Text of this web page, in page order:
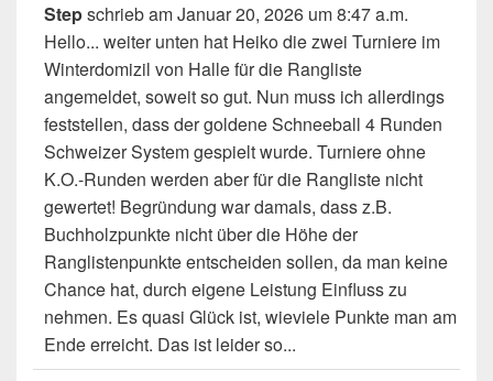
Stepschrieb amJanuar 20, 2026 um8:47 a.m.
Hello... weiter unten hat Heiko die zwei Turniere im
Winterdomizil von Halle für die Rangliste
angemeldet, soweit so gut. Nun muss ich allerdings
feststellen, dass der goldene Schneeball 4 Runden
Schweizer System gespielt wurde. Turniere ohne
K.O.-Runden werden aber für die Rangliste nicht
gewertet! Begründung war damals, dass z.B.
Buchholzpunkte nicht über die Höhe der
Ranglistenpunkte entscheiden sollen, da man keine
Chance hat, durch eigene Leistung Einfluss zu
nehmen. Es quasi Glück ist, wieviele Punkte man am
Ende erreicht. Das ist leider so...